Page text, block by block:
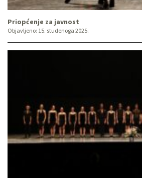
Priopćenje za javnost
Objavljeno: 15. studenoga 2025.